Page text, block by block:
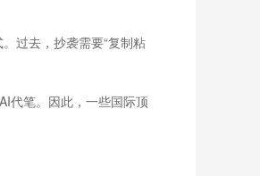
过去，抄袭需要“复制粘
代笔。因此，一些国际顶